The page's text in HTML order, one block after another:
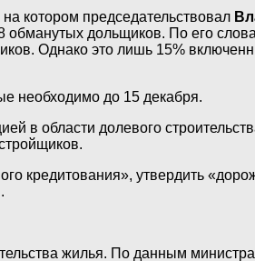
котором председательствовал
дольщиков. По его
Однако это лишь 15%
необходимо до 15 декабря.
в области долевого
кредитования», утвердить
жилья. По данным министра